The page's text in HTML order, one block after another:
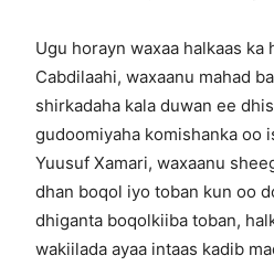
Ugu horayn waxaa halkaas
Cabdilaahi, waxaanu mahad
shirkadaha kala duwan ee
gudoomiyaha komishanka oo
Yuusuf Xamari, waxaanu
dhan boqol iyo toban kun oo
dhiganta boqolkiiba toban,
wakiilada ayaa intaas kadib